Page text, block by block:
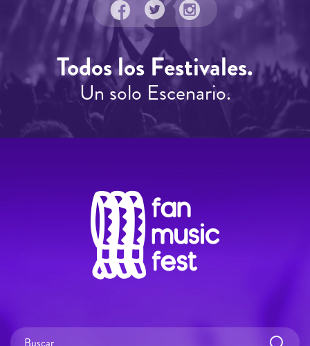
Todos los Festivales.
Un solo Escenario.